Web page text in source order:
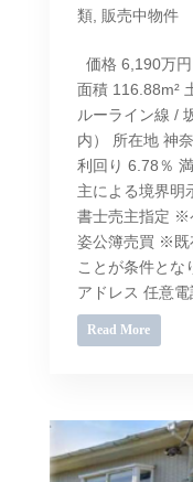
類, 販売中物件
価格 6,190万
面積 116.88m²
ルーライン線 /
内） 所在地 神
利回り 6.78％
主による境界
書士売主指定 ※
姿公簿売買 ※既
ことが条件とな
アドレス 任意電
Read More